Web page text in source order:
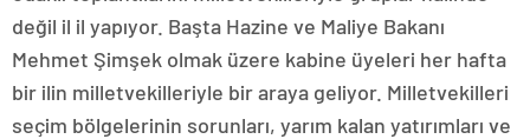
değil il il yapıyor. Başta Hazine ve Maliye Bakanı
Mehmet Şimşek olmak üzere kabine üyeleri her hafta
bir ilin milletvekilleriyle bir araya geliyor. Milletvekilleri
seçim bölgelerinin sorunları, yarım kalan yatırımları ve